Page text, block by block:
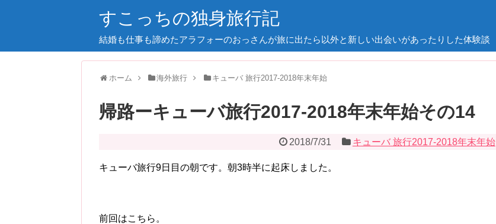
すこっちの独身旅行記
結婚も仕事も諦めたアラフォーのおっさんが旅に出たら以外と新しい出会いがあったりした体験談
ホーム 海外旅行 キューバ 旅行2017-2018年末年始
帰路ーキューバ旅行2017-2018年末年始その14
2018/7/31 キューバ 旅行2017-2018年末年始
キューバ旅行9日目の朝です。朝3時半に起床しました。
前回はこちら。